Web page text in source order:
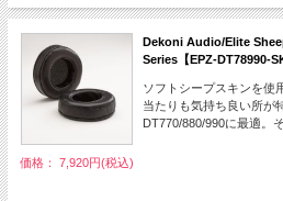
Dekoni Audio/Elite
Series【EPZ-DT78990-
ソフトシープスキンを使
当たりも気持ち良い所が
DT770/880/990に最適。
価格： 7,920円(税込)